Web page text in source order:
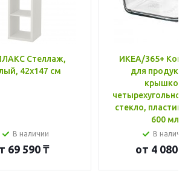
Стеллаж,
42x147 см
В наличии
69 590 ₸
ИКЕА/365+
для
крышкой,
стекло, пластик
600 мл
В
от 4 080 ₸